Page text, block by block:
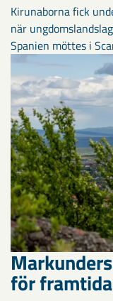
Kirunaborna fick
när
Spanien möttes i
för